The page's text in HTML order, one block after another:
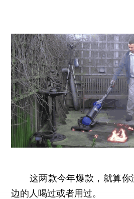
这两款今年爆款，就算你
边的人喝过或者用过。